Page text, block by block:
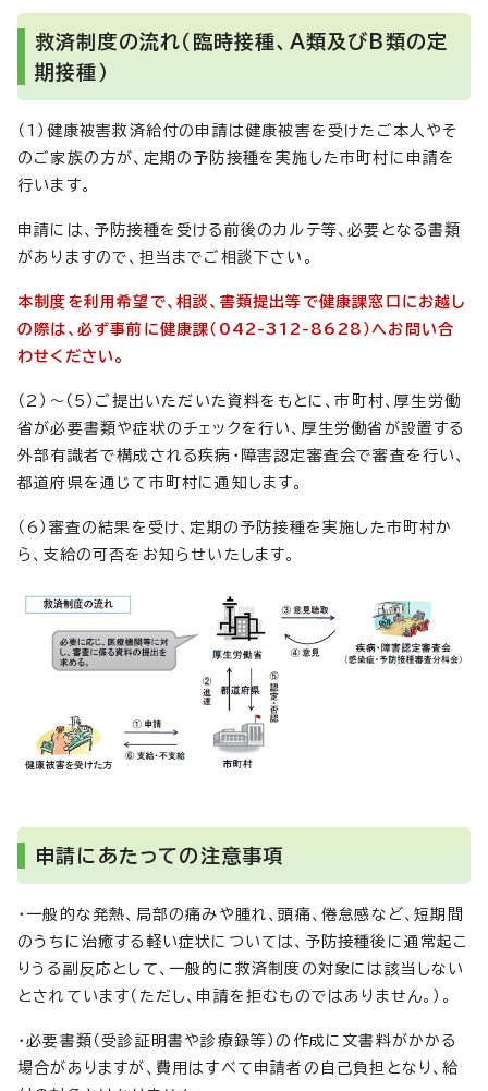
救済制度の流れ（臨時接種、A類及びB類の定
期接種）
（1）健康被害救済給付の申請は健康被害を受けたご本人やそ
のご家族の方が、定期の予防接種を実施した市町村に申請を
行います。
申請には、予防接種を受ける前後のカルテ等、必要となる書類
がありますので、担当までご相談下さい。
本制度を利用希望で、相談、書類提出等で健康課窓口にお越し
の際は、必ず事前に健康課（042-312-8628）へお問い合
わせください。
（2）～（5）ご提出いただいた資料をもとに、市町村、厚生労働
省が必要書類や症状のチェックを行い、厚生労働省が設置する
外部有識者で構成される疾病・障害認定審査会で審査を行い、
都道府県を通じて市町村に通知します。
（6）審査の結果を受け、定期の予防接種を実施した市町村か
ら、支給の可否をお知らせいたします。
申請にあたっての注意事項
・一般的な発熱、局部の痛みや腫れ、頭痛、倦怠感など、短期間
のうちに治癒する軽い症状については、予防接種後に通常起こ
りうる副反応として、一般的に救済制度の対象には該当しない
とされています（ただし、申請を拒むものではありません。）。
・必要書類（受診証明書や診療録等）の作成に文書料がかかる
場合がありますが、費用はすべて申請者の自己負担となり、給